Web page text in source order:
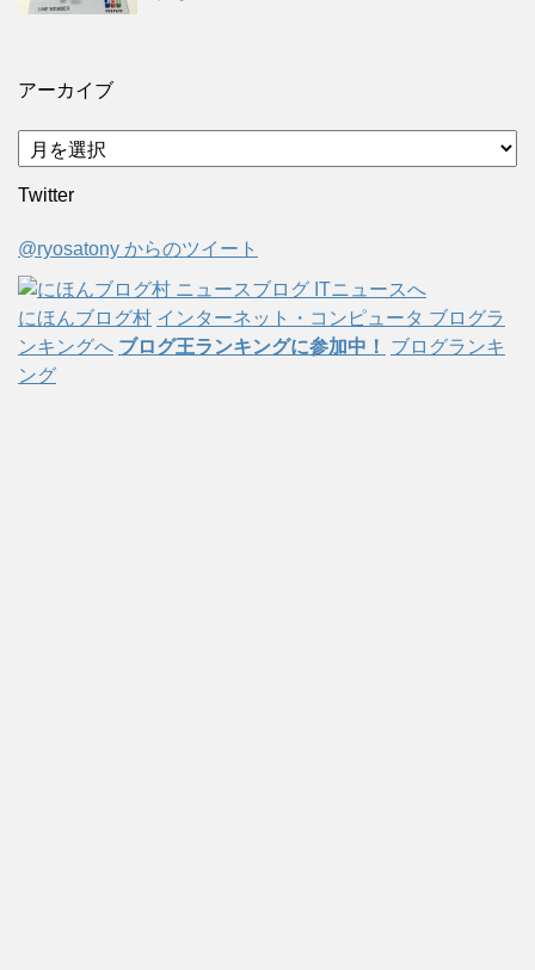
アーカイブ
ア
ー
カ
ブ
Twitter
@ryosatony からのツイート
にほんブログ村 インターネット・コンピュータ ブログラ
ンキングへ ブログ王ランキングに参加中！
ブログランキ
ング